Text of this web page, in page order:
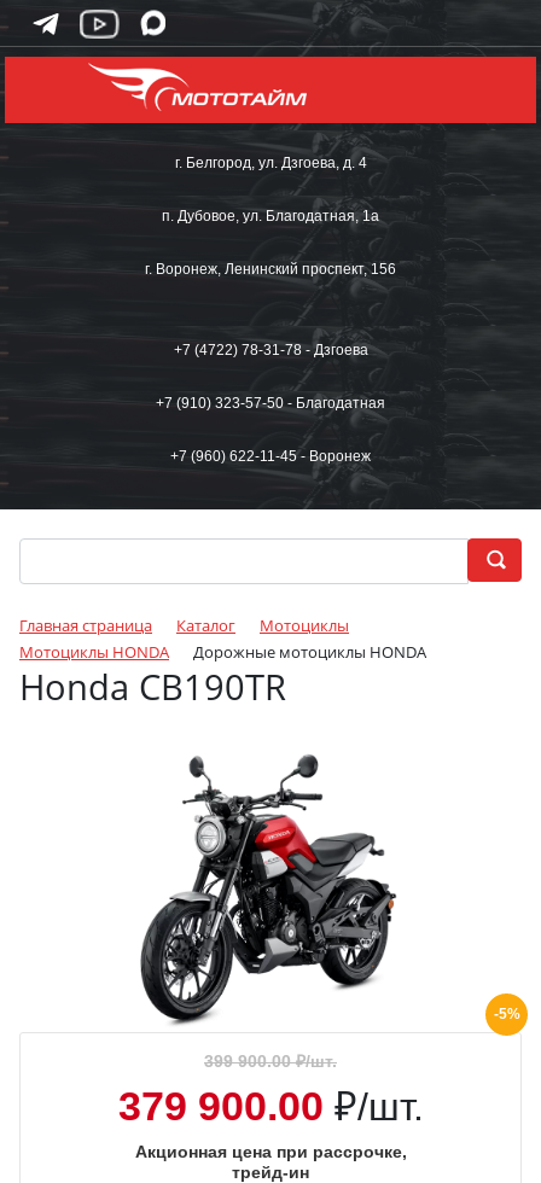
г. Белгород, ул. Дзгоева, д. 4
п. Дубовое, ул. Благодатная, 1а
г. Воронеж, Ленинский проспект, 156
+7 (4722) 78-31-78 - Дзгоева
+7 (910) 323-57-50 - Благодатная
+7 (960) 622-11-45 - Воронеж
Главная страница Каталог
Мотоциклы
Мотоциклы HONDA
Дорожные мотоциклы HONDA
Honda CB190TR
-5%
399 900.00₽/шт.
379 900.00 ₽/шт.
Акционная цена при рассрочке,
трейд-ин